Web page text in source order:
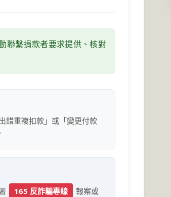
聯繫捐款者要求提供、核對
錯重複扣款」或「變更付款
165 反詐騙專線
報案或